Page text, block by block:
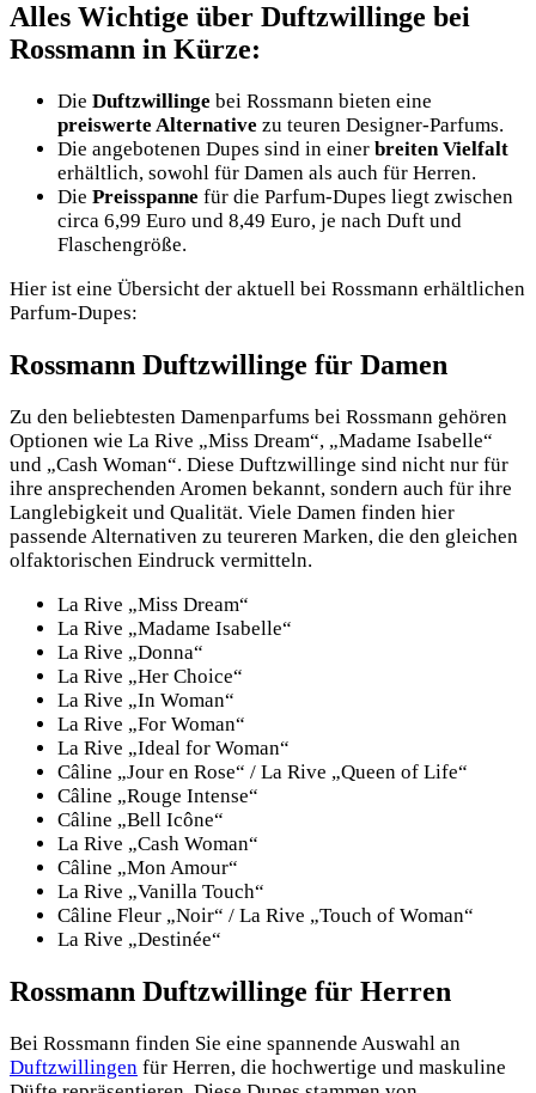
Alles Wichtige über Duftzwillinge bei
Rossmann in Kürze:
Die Duftzwillinge bei Rossmann bieten eine
preiswerte Alternative zu teuren Designer-Parfums.
Die angebotenen Dupes sind in einer breiten Vielfalt
erhältlich, sowohl für Damen als auch für Herren.
Die Preisspanne für die Parfum-Dupes liegt zwischen
circa 6,99 Euro und 8,49 Euro, je nach Duft und
Flaschengröße.
Hier ist eine Übersicht der aktuell bei Rossmann erhältlichen
Parfum-Dupes:
Rossmann Duftzwillinge für Damen
Zu den beliebtesten Damenparfums bei Rossmann gehören
Optionen wie La Rive „Miss Dream“, „Madame Isabelle“
und „Cash Woman“. Diese Duftzwillinge sind nicht nur für
ihre ansprechenden Aromen bekannt, sondern auch für ihre
Langlebigkeit und Qualität. Viele Damen finden hier
passende Alternativen zu teureren Marken, die den gleichen
olfaktorischen Eindruck vermitteln.
La Rive „Miss Dream“
La Rive „Madame Isabelle“
La Rive „Donna“
La Rive „Her Choice“
La Rive „In Woman“
La Rive „For Woman“
La Rive „Ideal for Woman“
Câline „Jour en Rose“ / La Rive „Queen of Life“
Câline „Rouge Intense“
Câline „Bell Icône“
La Rive „Cash Woman“
Câline „Mon Amour“
La Rive „Vanilla Touch“
Câline Fleur „Noir“ / La Rive „Touch of Woman“
La Rive „Destinée“
Rossmann Duftzwillinge für Herren
Bei Rossmann finden Sie eine spannende Auswahl an
Duftzwillingen für Herren, die hochwertige und maskuline